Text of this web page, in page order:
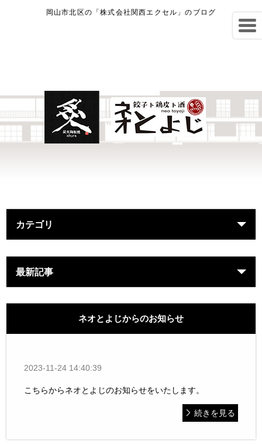
岡山市北区の「株式会社関西エクセル」のブログ
カテゴリ
最新記事
ネオとよじからのお知らせ
2023-11-24 14:40:39
こちらからネオとよじのお知らせをいたします。
続きを見る